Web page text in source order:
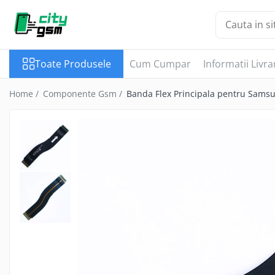
Toate Produsele
Acumulatori / Baterii
Iphone
Seria 15
Seria 12
Seria 11
Seria 7
Toate Produsele Cum Cumpar Informatii
Home / Componente Gsm / Banda Flex Principala pentru